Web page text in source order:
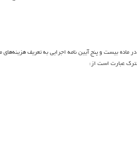
بيست و پنج آيين نامه اجرايي به تعريف
عبارت است از: